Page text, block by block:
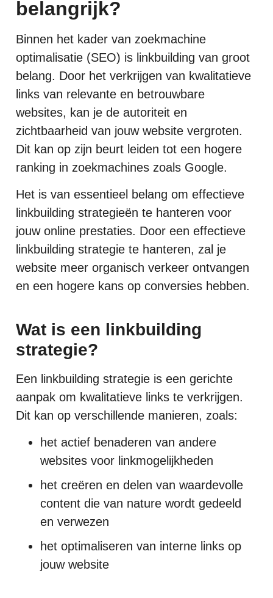
belangrijk?
Binnen het kader van zoekmachine
optimalisatie (SEO) is linkbuilding van groot
belang. Door het verkrijgen van kwalitatieve
links van relevante en betrouwbare
websites, kan je de autoriteit en
zichtbaarheid van jouw website vergroten.
Dit kan op zijn beurt leiden tot een hogere
ranking in zoekmachines zoals Google.
Het is van essentieel belang om effectieve
linkbuilding strategieën te hanteren voor
jouw online prestaties. Door een effectieve
linkbuilding strategie te hanteren, zal je
website meer organisch verkeer ontvangen
en een hogere kans op conversies hebben.
Wat is een linkbuilding
strategie?
Een linkbuilding strategie is een gerichte
aanpak om kwalitatieve links te verkrijgen.
Dit kan op verschillende manieren, zoals:
het actief benaderen van andere
websites voor linkmogelijkheden
het creëren en delen van waardevolle
content die van nature wordt gedeeld
en verwezen
het optimaliseren van interne links op
jouw website